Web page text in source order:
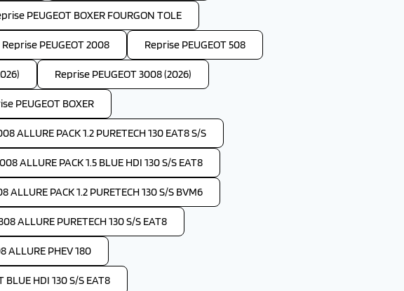
PEUGEOT BOXER FOURGON TOLE
Reprise PEUGEOT 2008 Reprise PEUGEOT 508
Reprise PEUGEOT 3008 (2026)
PEUGEOT BOXER
ALLURE PACK 1.2 PURETECH 130 EAT8 S/S
ALLURE PACK 1.5 BLUE HDI 130 S/S EAT8
ALLURE PACK 1.2 PURETECH 130 S/S BVM6
ALLURE PURETECH 130 S/S EAT8
ALLURE PHEV 180
BLUE HDI 130 S/S EAT8